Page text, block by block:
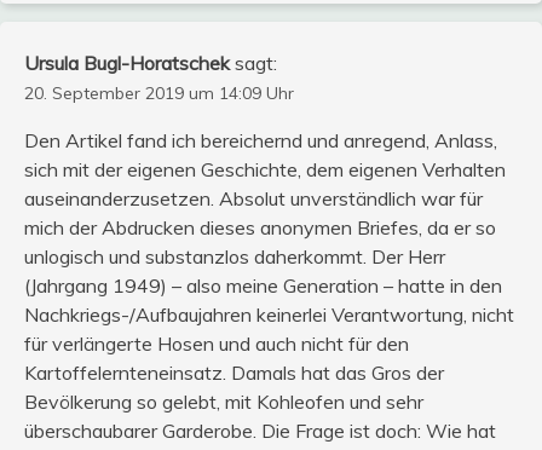
Ursula Bugl-Horatschek sagt:
20. September 2019 um 14:09 Uhr
Den Artikel fand ich bereichernd und anregend, Anlass,
sich mit der eigenen Geschichte, dem eigenen Verhalten
auseinanderzusetzen. Absolut unverständlich war für
mich der Abdrucken dieses anonymen Briefes, da er so
unlogisch und substanzlos daherkommt. Der Herr
(Jahrgang 1949) – also meine Generation – hatte in den
Nachkriegs-/Aufbaujahren keinerlei Verantwortung, nicht
für verlängerte Hosen und auch nicht für den
Kartoffelernteneinsatz. Damals hat das Gros der
Bevölkerung so gelebt, mit Kohleofen und sehr
überschaubarer Garderobe. Die Frage ist doch: Wie hat